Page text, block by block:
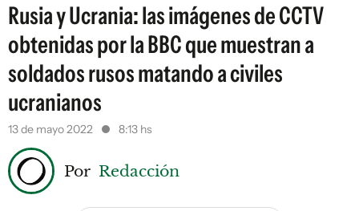
Rusia y Ucrania: las imágenes de CCTV
obtenidas por la BBC que muestran a
soldados rusos matando a civiles
ucranianos
13 de mayo 2022 8:13 hs
Por Redacción